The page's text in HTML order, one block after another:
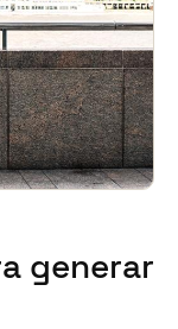
generar